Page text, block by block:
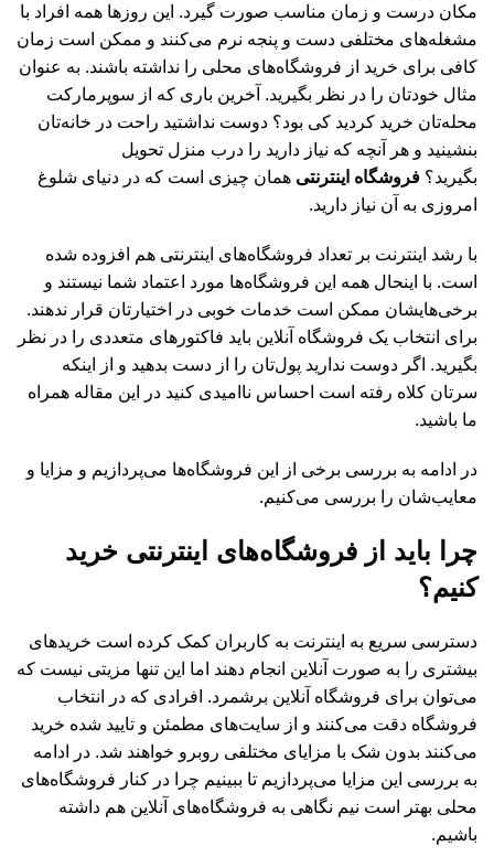
مکان درست و زمان مناسب صورت گیرد. این روزها همه افراد با
مشغله‌های مختلفی دست و پنجه نرم می‌کنند و ممکن است زمان
کافی برای خرید از فروشگاه‌های محلی را نداشته باشند. به عنوان
مثال خودتان را در نظر بگیرید. آخرین باری که از سوپرمارکت
محله‌تان خرید کردید کی بود؟ دوست نداشتید راحت در خانه‌تان
بنشینید و هر آنچه که نیاز دارید را درب منزل تحویل
بگیرید؟ فروشگاه اینترنتی همان چیزی است که در دنیای شلوغ
امروزی به آن نیاز دارید.
با رشد اینترنت بر تعداد فروشگاه‌های اینترنتی هم افزوده شده
است. با اینحال همه این فروشگاه‌ها مورد اعتماد شما نیستند و
برخی‌هایشان ممکن است خدمات خوبی در اختیارتان قرار ندهند.
برای انتخاب یک فروشگاه آنلاین باید فاکتورهای متعددی را در نظر
بگیرید. اگر دوست ندارید پول‌تان را از دست بدهید و از اینکه
سرتان کلاه رفته است احساس ناامیدی کنید در این مقاله همراه
ما باشید.
در ادامه به بررسی برخی از این فروشگاه‌ها می‌پردازیم و مزایا و
معایب‌شان را بررسی می‌کنیم.
چرا باید از فروشگاه‌های اینترنتی خرید
کنیم؟
دسترسی سریع به اینترنت به کاربران کمک کرده است خریدهای
بیشتری را به صورت آنلاین انجام دهند اما این تنها مزیتی نیست که
می‌توان برای فروشگاه آنلاین برشمرد. افرادی که در انتخاب
فروشگاه دقت می‌کنند و از سایت‌های مطمئن و تایید شده خرید
می‌کنند بدون شک با مزایای مختلفی روبرو خواهند شد. در ادامه
به بررسی این مزایا می‌پردازیم تا ببینیم چرا در کنار فروشگاه‌های
محلی بهتر است نیم نگاهی به فروشگاه‌های آنلاین هم داشته
باشیم.